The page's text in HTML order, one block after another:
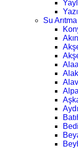
Su Arıtma